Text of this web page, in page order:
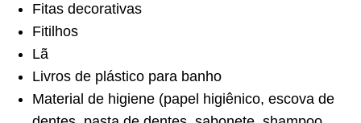
Fitas decorativas
Fitilhos
Lã
Livros de plástico para banho
Material de higiene (papel higiênico, escova de